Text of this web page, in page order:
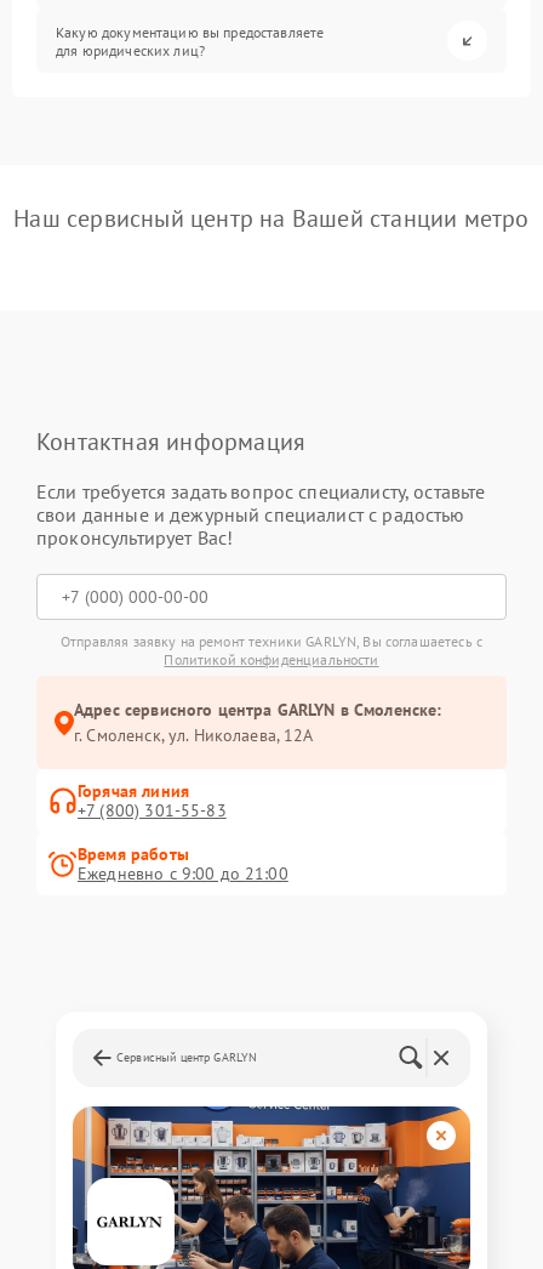
Какую документацию вы предоставляете
для юридических лиц?
Наш сервисный центр на Вашей станции метро
Контактная информация
Если требуется задать вопрос специалисту, оставьте
свои данные и дежурный специалист с радостью
проконсультирует Вас!
Отправляя заявку на ремонт техники GARLYN, Вы соглашаетесь с
Политикой конфиденциальности
Адрес сервисного центра GARLYN в Смоленске:
г. Смоленск, ул. Николаева, 12А
Горячая линия
+7 (800) 301-55-83
Время работы
Ежедневно с 9:00 до 21:00
Сервисный центр GARLYN